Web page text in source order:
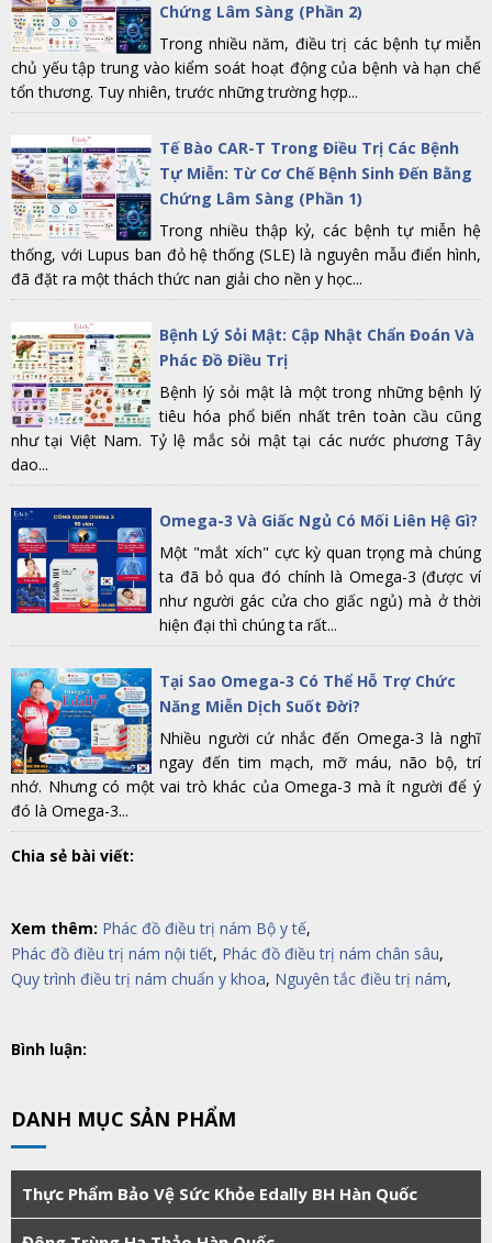
Chứng Lâm Sàng (Phần 2)
Trong nhiều năm, điều trị các bệnh tự miễn
chủ yếu tập trung vào kiểm soát hoạt động của bệnh và hạn chế
tổn thương. Tuy nhiên, trước những trường hợp...
Tế Bào CAR-T Trong Điều Trị Các Bệnh
Tự Miễn: Từ Cơ Chế Bệnh Sinh Đến Bằng
Chứng Lâm Sàng (Phần 1)
Trong nhiều thập kỷ, các bệnh tự miễn hệ
thống, với Lupus ban đỏ hệ thống (SLE) là nguyên mẫu điển hình,
đã đặt ra một thách thức nan giải cho nền y học...
Bệnh Lý Sỏi Mật: Cập Nhật Chẩn Đoán Và
Phác Đồ Điều Trị
Bệnh lý sỏi mật là một trong những bệnh lý
tiêu hóa phổ biến nhất trên toàn cầu cũng
như tại Việt Nam. Tỷ lệ mắc sỏi mật tại các nước phương Tây
dao...
Omega-3 Và Giấc Ngủ Có Mối Liên Hệ Gì?
Một "mắt xích" cực kỳ quan trọng mà chúng
ta đã bỏ qua đó chính là Omega-3 (được ví
như người gác cửa cho giấc ngủ) mà ở thời
hiện đại thì chúng ta rất...
Tại Sao Omega-3 Có Thể Hỗ Trợ Chức
Năng Miễn Dịch Suốt Đời?
Nhiều người cứ nhắc đến Omega-3 là nghĩ
ngay đến tim mạch, mỡ máu, não bộ, trí
nhớ. Nhưng có một vai trò khác của Omega-3 mà ít người để ý
đó là Omega-3...
Chia sẻ bài viết:
Xem thêm: Phác đồ điều trị nám Bộ y tế,
Phác đồ điều trị nám nội tiết, Phác đồ điều trị nám chân sâu,
Quy trình điều trị nám chuẩn y khoa, Nguyên tắc điều trị nám,
Bình luận:
DANH MỤC SẢN PHẨM
Thực Phẩm Bảo Vệ Sức Khỏe Edally BH Hàn Quốc